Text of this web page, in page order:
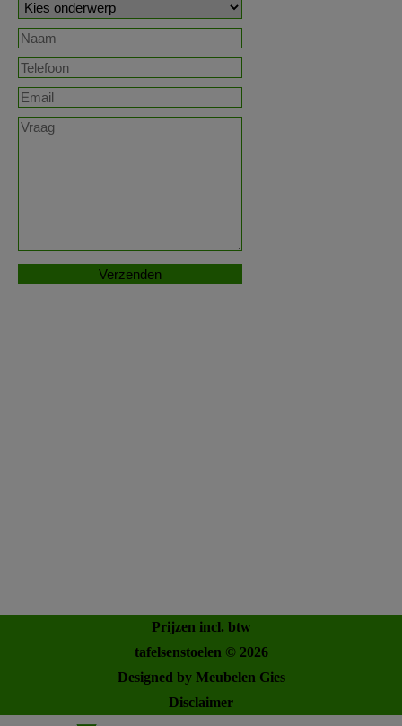
Prijzen incl. btw
tafelsenstoelen © 2026
Designed by Meubelen Gies
Disclaimer